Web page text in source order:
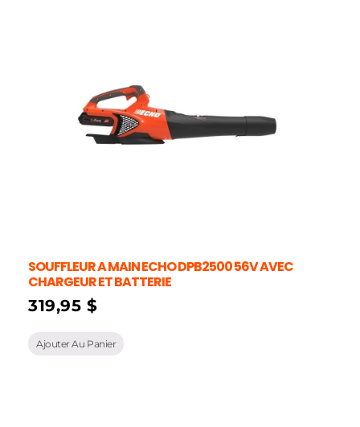
SOUFFLEUR A MAIN ECHO DPB2500 56V AVEC
CHARGEUR ET BATTERIE
319,95$
Ajouter Au Panier